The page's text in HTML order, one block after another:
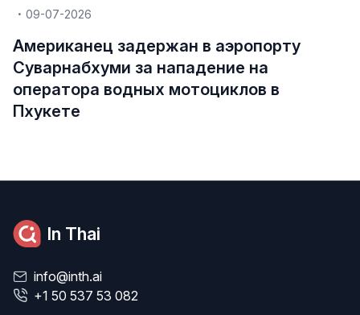
09-07-2026
Американец задержан в аэропорту
Суварнабхуми за нападение на
оператора водных мотоциклов в
Пхукете
In Thai
info@inth.ai
+1 50 537 53 082